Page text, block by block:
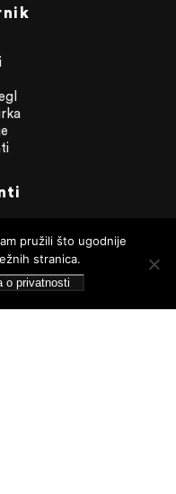
pružili što ugodnije
stranica.
o privatnosti